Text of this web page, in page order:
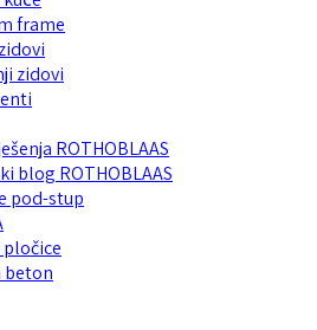
frame
zidovi
ROTHOBLAAS
blog ROTHOBLAAS
pod-stup
pločice
beton